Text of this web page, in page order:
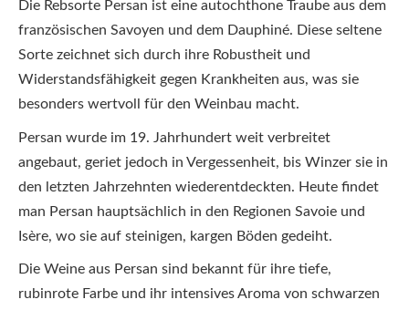
Die Rebsorte Persan ist eine autochthone Traube aus dem
französischen Savoyen und dem Dauphiné. Diese seltene
Sorte zeichnet sich durch ihre Robustheit und
Widerstandsfähigkeit gegen Krankheiten aus, was sie
besonders wertvoll für den Weinbau macht.
Persan wurde im 19. Jahrhundert weit verbreitet
angebaut, geriet jedoch in Vergessenheit, bis Winzer sie in
den letzten Jahrzehnten wiederentdeckten. Heute findet
man Persan hauptsächlich in den Regionen Savoie und
Isère, wo sie auf steinigen, kargen Böden gedeiht.
Die Weine aus Persan sind bekannt für ihre tiefe,
rubinrote Farbe und ihr intensives Aroma von schwarzen